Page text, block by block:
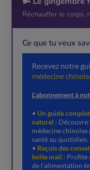
Réchauffer le corps,
Ce que tu veux